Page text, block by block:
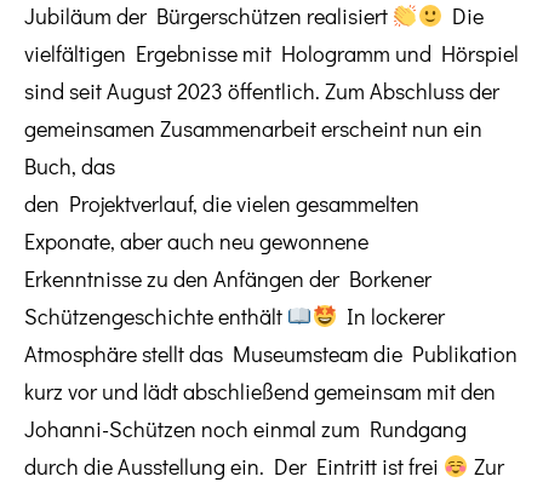
Jubiläum der Bürgerschützen realisiert
Die
vielfältigen Ergebnisse mit Hologramm und Hörspiel
sind seit August 2023 öffentlich. Zum Abschluss der
gemeinsamen Zusammenarbeit erscheint nun ein
Buch, das
den Projektverlauf, die vielen gesammelten
Exponate, aber auch neu gewonnene
Erkenntnisse zu den Anfängen der Borkener
Schützengeschichte enthält
In lockerer
Atmosphäre stellt das Museumsteam die Publikation
kurz vor und lädt abschließend gemeinsam mit den
Johanni-Schützen noch einmal zum Rundgang
durch die Ausstellung ein. Der Eintritt ist frei
Zur